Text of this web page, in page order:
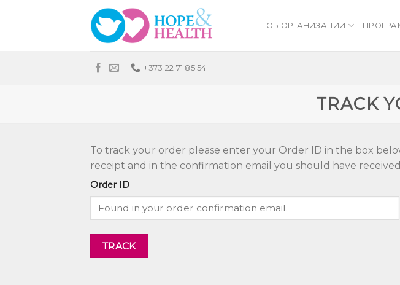
ОБ ОРГАНИЗАЦИИ
+373 22 71 85 54
TRACK
To track your order please enter your Order ID in the box
receipt and in the confirmation email you should have
Order ID
TRACK